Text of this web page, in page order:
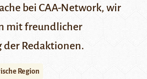
bei CAA-Network, wir
mit freundlicher
der Redaktionen.
Region